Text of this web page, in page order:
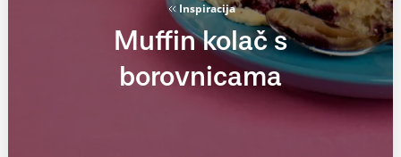
Inspiracija
Muffin kolač s
borovnicama